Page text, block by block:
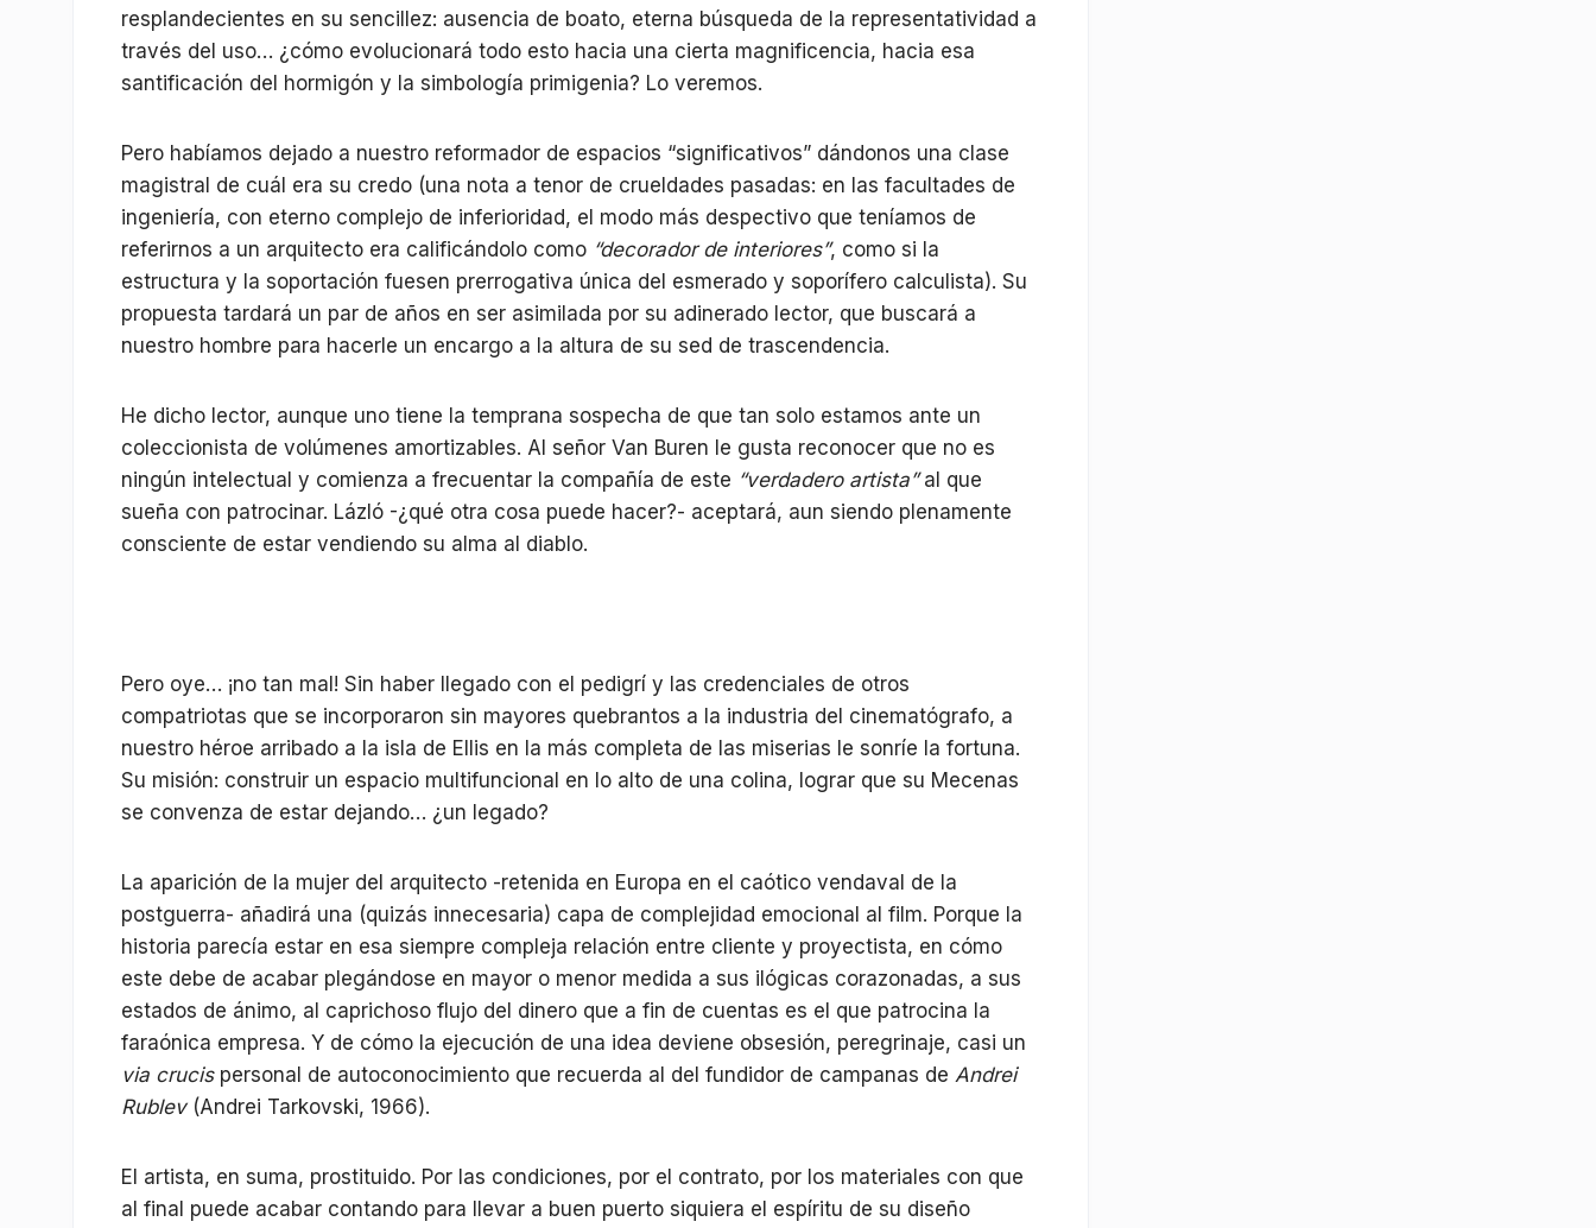
resplandecientes en su sencillez: ausencia de boato, eterna búsqueda de la representatividad a
través del uso… ¿cómo evolucionará todo esto hacia una cierta magnificencia, hacia esa
santificación del hormigón y la simbología primigenia? Lo veremos.
Pero habíamos dejado a nuestro reformador de espacios “significativos” dándonos una clase
magistral de cuál era su credo (una nota a tenor de crueldades pasadas: en las facultades de
ingeniería, con eterno complejo de inferioridad, el modo más despectivo que teníamos de
referirnos a un arquitecto era calificándolo como “decorador de interiores”, como si la
estructura y la soportación fuesen prerrogativa única del esmerado y soporífero calculista). Su
propuesta tardará un par de años en ser asimilada por su adinerado lector, que buscará a
nuestro hombre para hacerle un encargo a la altura de su sed de trascendencia.
He dicho lector, aunque uno tiene la temprana sospecha de que tan solo estamos ante un
coleccionista de volúmenes amortizables. Al señor Van Buren le gusta reconocer que no es
ningún intelectual y comienza a frecuentar la compañía de este “verdadero artista”al que
sueña con patrocinar. Lázló -¿qué otra cosa puede hacer?- aceptará, aun siendo plenamente
consciente de estar vendiendo su alma al diablo.
Pero oye… ¡no tan mal! Sin haber llegado con el pedigrí y las credenciales de otros
compatriotas que se incorporaron sin mayores quebrantos a la industria del cinematógrafo, a
nuestro héroe arribado a la isla de Ellis en la más completa de las miserias le sonríe la fortuna.
Su misión: construir un espacio multifuncional en lo alto de una colina, lograr que su Mecenas
se convenza de estar dejando… ¿un legado?
La aparición de la mujer del arquitecto -retenida en Europa en el caótico vendaval de la
postguerra- añadirá una (quizás innecesaria) capa de complejidad emocional al film. Porque la
historia parecía estar en esa siempre compleja relación entre cliente y proyectista, en cómo
este debe de acabar plegándose en mayor o menor medida a sus ilógicas corazonadas, a sus
estados de ánimo, al caprichoso flujo del dinero que a fin de cuentas es el que patrocina la
faraónica empresa. Y de cómo la ejecución de una idea deviene obsesión, peregrinaje, casi un
via crucispersonal de autoconocimiento que recuerda al del fundidor de campanas de Andrei
Rublev(Andrei Tarkovski, 1966).
El artista, en suma, prostituido. Por las condiciones, por el contrato, por los materiales con que
al final puede acabar contando para llevar a buen puerto siquiera el espíritu de su diseño